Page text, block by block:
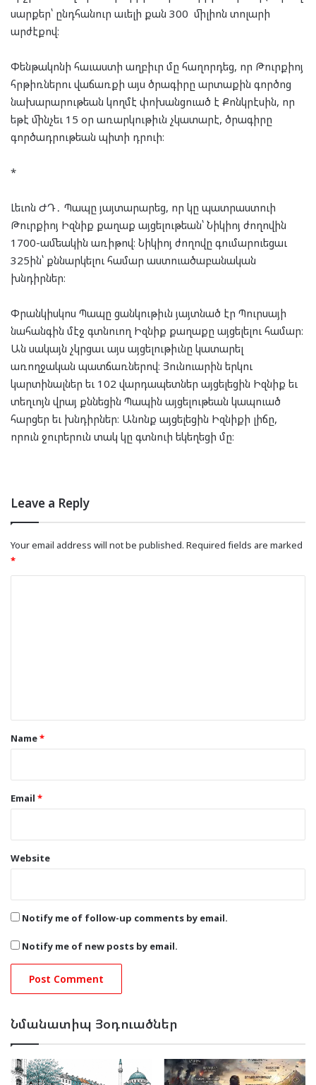
սարքեր՝ ընդհանուր աւելի քան 300 միլիոն տոլարի
արժէքով։
Փենթակոնի հաւաստի աղբիւր մը հաղորդեց, որ Թուրքիոյ
հրթիռներու վաճառքի այս ծրագիրը արտաքին գործոց
նախարարութեան կողմէ փոխանցուած է Քոնկրէսին, որ
եթէ մինչեւ 15 օր առարկութիւն չկատարէ, ծրագիրը
գործադրութեան պիտի դրուի։
*
Լեւոն ԺԴ․ Պապը յայտարարեց, որ կը պատրաստուի
Թուրքիոյ Իզնիք քաղաք այցելութեան՝ Նիկիոյ ժողովին
1700-ամեակին առիթով։ Նիկիոյ ժողովը գումարուեցաւ
325ին՝ քննարկելու համար աստուածաբանական
խնդիրներ։
Փրանկիսկոս Պապը ցանկութիւն յայտնած էր Պուրսայի
նահանգին մէջ գտնուող Իզնիք քաղաքը այցելելու համար։
Ան սակայն չկրցաւ այս այցելութիւնը կատարել
առողջական պատճառներով։ Յունուարին երկու
կարտինալներ եւ 102 վարդապետներ այցելեցին Իզնիք եւ
տեղւոյն վրայ քննեցին Պապին այցելութեան կապուած
հարցեր եւ խնդիրներ։ Անոնք այցելեցին Իզնիքի լիճը,
որուն ջուրերուն տակ կը գտնուի եկեղեցի մը։
Leave a Reply
Your email address will not be published. Required fields are marked
*
*Name*
Email *
Website
Notify me of follow-up comments by email.
Notify me of new posts by email.
Նմանատիպ Յօդուածներ